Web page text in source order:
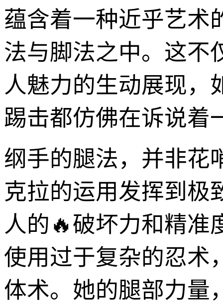
蕴含着一种近乎艺术
法与脚法之中。这不
人魅力的生动展现，
踢击都仿佛在诉说着
纲手的腿法，并非花
克拉的运用发挥到极
人的🔥破坏力和精准
使用过于复杂的忍术
体术。她的腿部力量